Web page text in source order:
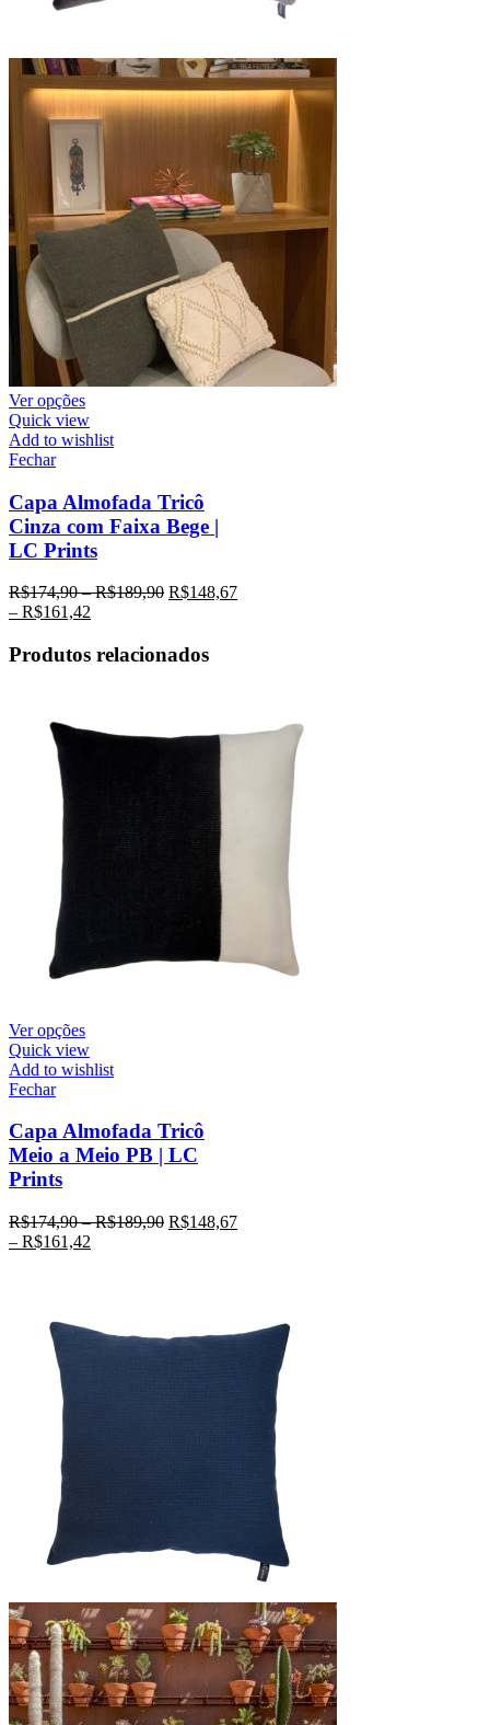
Ver opções
Quick view
Add to wishlist
Fechar
Capa Almofada Tricô
Cinza com Faixa Bege |
LC Prints
R$174,90–R$189,90 R$148,67
– R$161,42
Produtos relacionados
Ver opções
Quick view
Add to wishlist
Fechar
Capa Almofada Tricô
Meio a Meio PB | LC
Prints
R$174,90–R$189,90 R$148,67
– R$161,42